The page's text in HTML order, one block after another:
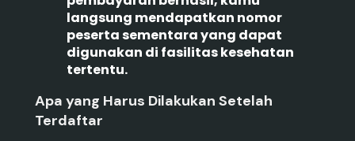
langsung mendapatkan nomor
peserta sementara yang dapat
digunakan di fasilitas kesehatan
tertentu.
Apa yang Harus Dilakukan Setelah
Terdaftar